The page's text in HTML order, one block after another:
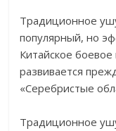
Традиционное
популярный, но
Китайское боевое
развивается
«Серебристые
Традиционное